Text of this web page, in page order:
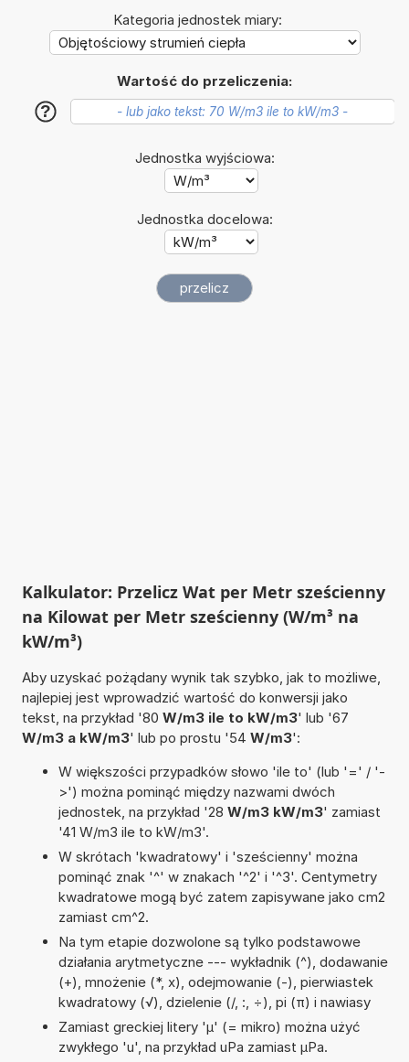
Kategoria jednostek miary:
Wartość do przeliczenia:
?
Jednostka wyjściowa:
Jednostka docelowa:
Kalkulator: Przelicz Wat per Metr sześcienny
na Kilowat per Metr sześcienny (W/m³ na
kW/m³)
Aby uzyskać pożądany wynik tak szybko, jak to możliwe,
najlepiej jest wprowadzić wartość do konwersji jako
tekst, na przykład '80 W/m3 ile to kW/m3' lub '67
W/m3 a kW/m3' lub po prostu '54 W/m3':
W większości przypadków słowo 'ile to' (lub '=' / '-
>') można pominąć między nazwami dwóch
jednostek, na przykład '28 W/m3 kW/m3' zamiast
'41 W/m3 ile to kW/m3'.
W skrótach 'kwadratowy' i 'sześcienny' można
pominąć znak '^' w znakach '^2' i '^3'. Centymetry
kwadratowe mogą być zatem zapisywane jako cm2
zamiast cm^2.
Na tym etapie dozwolone są tylko podstawowe
działania arytmetyczne --- wykładnik (^), dodawanie
(+), mnożenie (*, x), odejmowanie (-), pierwiastek
kwadratowy (√), dzielenie (/, :, ÷), pi (π) i nawiasy
Zamiast greckiej litery 'µ' (= mikro) można użyć
zwykłego 'u', na przykład uPa zamiast µPa.